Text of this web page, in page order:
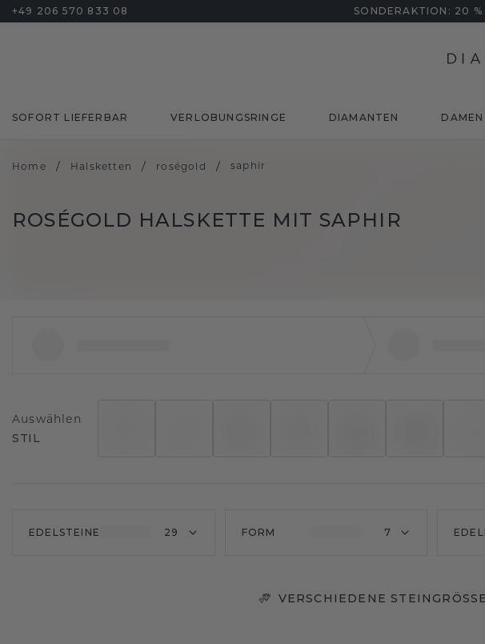
+49 206 570 833 08 SONDERAKTION: 20
SOFORT LIEFERBAR VERLOBUNGSRINGE DIAMANTEN DAMEN
Home / Halsketten / roségold / saphir
ROSÉGOLD HALSKETTE MIT SAPHIR
Auswählen
STIL
EDELSTEINE 29 FORM 7
VERSCHIEDENE